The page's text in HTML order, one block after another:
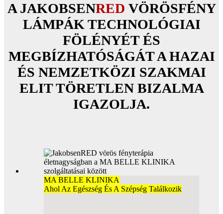
A JAKOBSENRED VÖRÖSFÉNY
LÁMPÁK TECHNOLÓGIAI
FÖLÉNYÉT ÉS
MEGBÍZHATÓSÁGÁT A HAZAI
ÉS NEMZETKÖZI SZAKMAI
ELIT TÖRETLEN BIZALMA
IGAZOLJA.
MA BELLE KLINIKA
Ahol Az Egészség És A Szépség Találkozik